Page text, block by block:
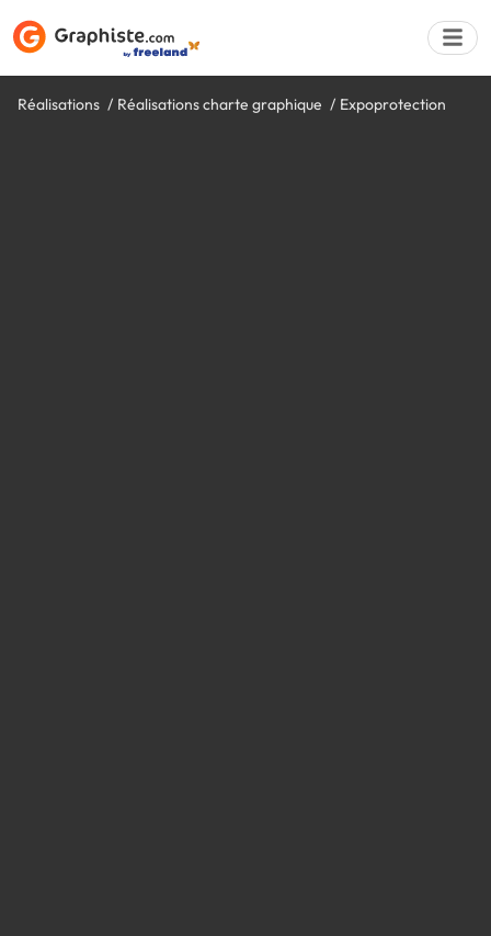
Réalisations Réalisations charte graphique Expoprotection